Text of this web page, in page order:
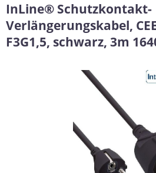
InLine® Schutzkontakt-
Verlängerungskabel,
F3G1,5, schwarz, 3m